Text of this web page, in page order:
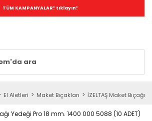
TÜM KAMPANYALAR! tıklayın!
El Aletleri Maket Bıçakları İZELTAŞ Maket Bıçağı